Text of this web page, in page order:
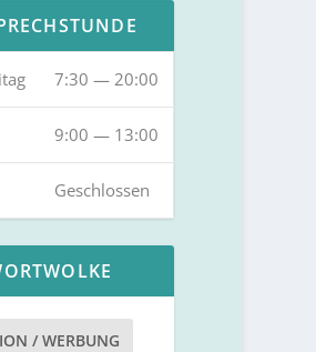
7:30 — 20:00
9:00 — 13:00
Geschlossen
/ WERBUNG